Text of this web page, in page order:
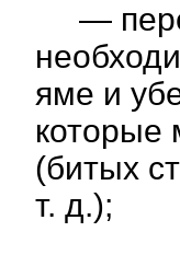
—
яме и
которые
(битых
т. д.);